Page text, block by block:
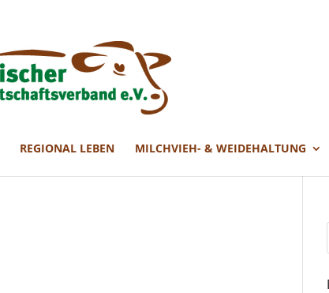
REGIONAL LEBEN MILCHVIEH- & WEIDEHALTUNG